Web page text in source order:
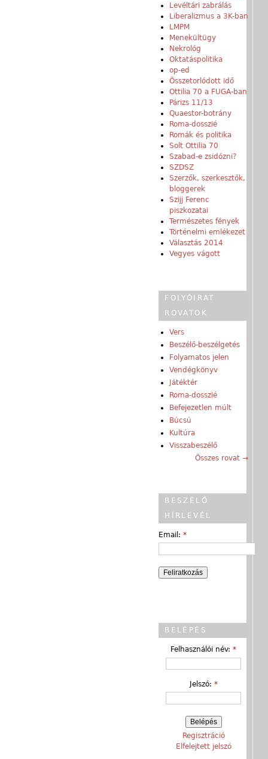
Levéltári zabrálás
Liberalizmus a 3K-ban
LMPM
Menekültügy
Nekrológ
Oktatáspolitika
op-ed
Összetorlódott idő
Ottilia 70 a FUGA-ban
Párizs 11/13
Quaestor-botrány
Roma-dosszié
Romák és politika
Solt Ottilia 70
Szabad-e zsidózni?
SZDSZ
Szerzők, szerkesztők,
bloggerek
Szijj Ferenc
piszkozatai
Természetes fények
Történelmi emlékezet
Választás 2014
Vegyes vágott
FOLYÓIRAT
ROVATOK
Vers
Beszélő-beszélgetés
Folyamatos jelen
Vendégkönyv
Játéktér
Roma-dosszié
Befejezetlen múlt
Búcsú
Kultúra
Visszabeszélő
Összes rovat →
BESZÉLŐ
HÍRLEVÉL
Email:*
BELÉPÉS
Felhasználói név:*
Jelszó: *
Regisztráció
Elfelejtett jelszó